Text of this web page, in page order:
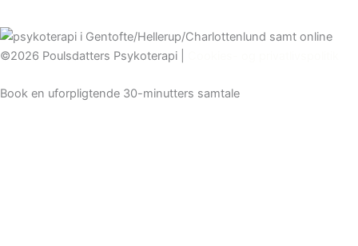
©2026 Poulsdatters Psykoterapi |
Book en uforpligtende 30-minutters samtale